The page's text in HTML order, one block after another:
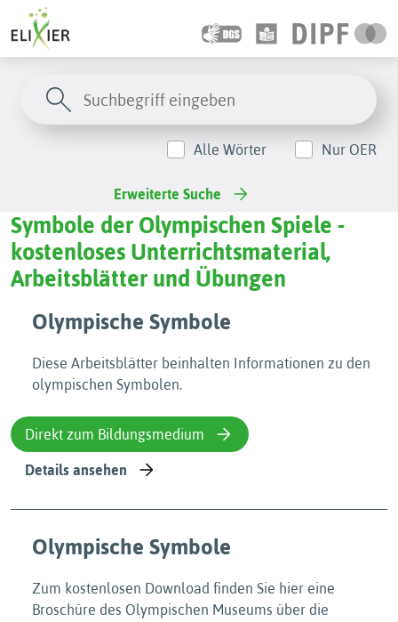
Alle Wörter Nur OER
Erweiterte Suche
Symbole der Olympischen Spiele -
kostenloses Unterrichtsmaterial,
Arbeitsblätter und Übungen
Olympische Symbole
Diese Arbeitsblätter beinhalten Informationen zu den
olympischen Symbolen.
Direkt zum Bildungsmedium
Details ansehen
Olympische Symbole
Zum kostenlosen Download finden Sie hier eine
Broschüre des Olympischen Museums über die